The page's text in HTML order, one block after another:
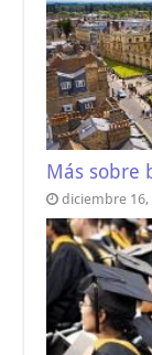
Más sobre
diciembre 16,